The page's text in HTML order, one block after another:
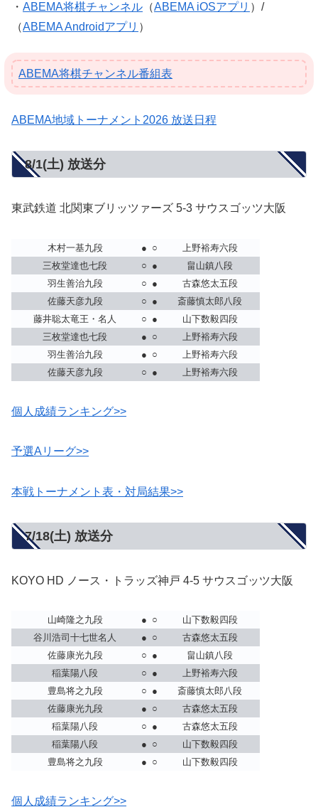
・ ABEMA将棋チャンネル （ABEMA iOSアプリ ）/
（ABEMA Androidアプリ ）
ABEMA将棋チャンネル番組表
ABEMA地域トーナメント2026 放送日程
8/1(土) 放送分
東武鉄道 北関東ブリッツァーズ 5-3 サウスゴッツ大阪
木村一基九段 ● ○
上野裕寿六段
三枚堂達也七段
○ ●
畠山鎮八段
羽生善治九段
○ ●
古森悠太五段
佐藤天彦九段
○ ●
斎藤慎太郎八段
藤井聡太竜王・名人
○ ●
山下数毅四段
三枚堂達也七段
● ○
上野裕寿六段
羽生善治九段
● ○
上野裕寿六段
佐藤天彦九段
○ ● 上野裕寿六段
個人成績ランキング>>
予選Aリーグ>>
本戦トーナメント表・対局結果>>
7/18(土) 放送分
KOYO HD ノース・トラッズ神戸 4-5 サウスゴッツ大阪
山崎隆之九段 ● ○
山下数毅四段
谷川浩司十七世名人
● ○
古森悠太五段
佐藤康光九段
○ ●
畠山鎮八段
稲葉陽八段
○ ●
上野裕寿六段
豊島将之九段
○ ●
斎藤慎太郎八段
佐藤康光九段
● ○
古森悠太五段
稲葉陽八段
○ ●
古森悠太五段
稲葉陽八段
● ○
山下数毅四段
豊島将之九段
● ○ 山下数毅四段
個人成績ランキング>>